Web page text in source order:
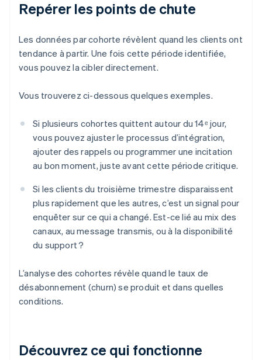
Repérer les points de chute
Les données par cohorte révèlent quand les clients ont
tendance à partir. Une fois cette période identifiée,
vous pouvez la cibler directement.
Vous trouverez ci-dessous quelques exemples.
Si plusieurs cohortes quittent autour du 14ᵉ jour,
vous pouvez ajuster le processus d’intégration,
ajouter des rappels ou programmer une incitation
au bon moment, juste avant cette période critique.
Si les clients du troisième trimestre disparaissent
plus rapidement que les autres, c’est un signal pour
enquêter sur ce qui a changé. Est-ce lié au mix des
canaux, au message transmis, ou à la disponibilité
du support ?
L’analyse des cohortes révèle quand le taux de
désabonnement (churn) se produit et dans quelles
conditions.
Découvrez ce qui fonctionne